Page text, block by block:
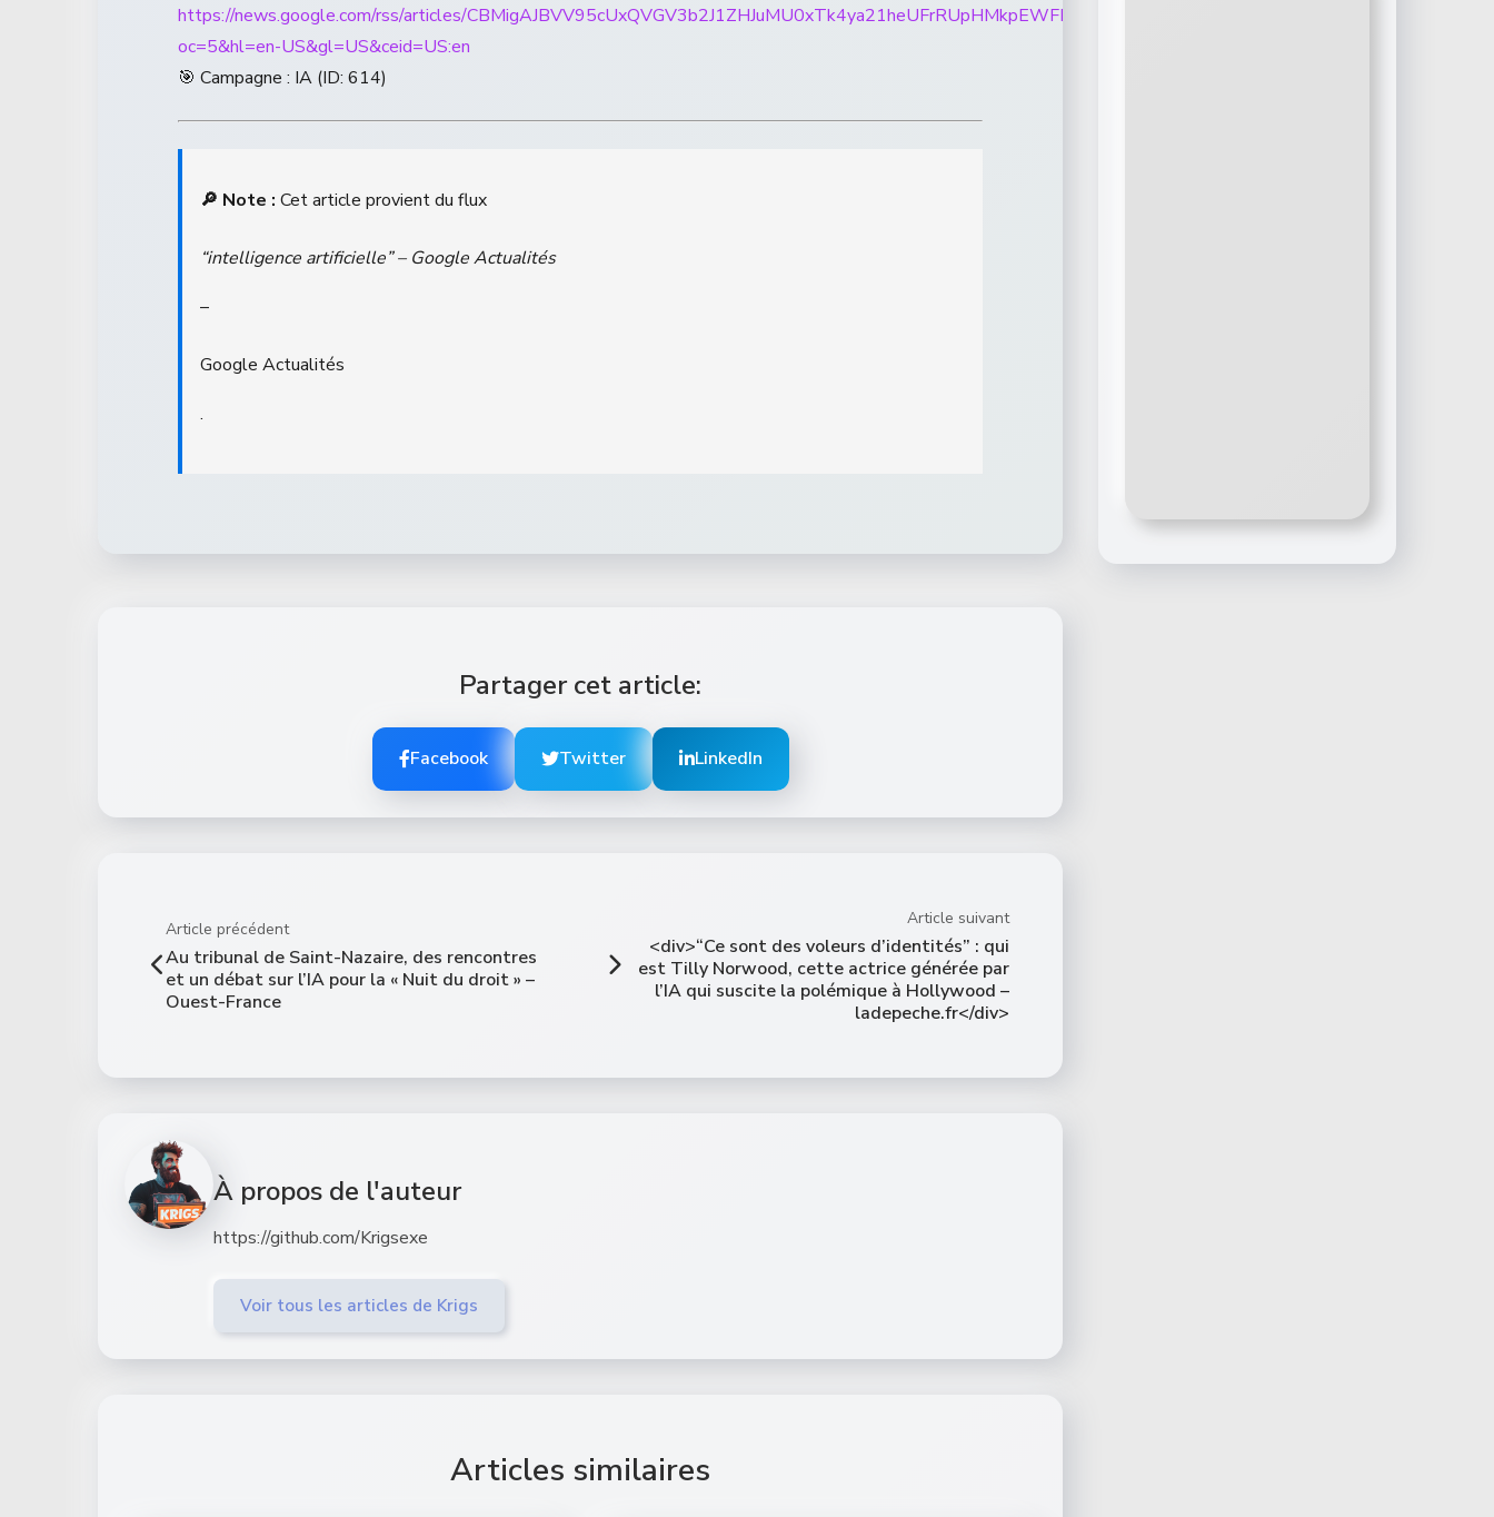
https://news.google.com/rss/articles/
oc=5&hl=en-US&gl=US&ceid=US:en
🎯 Campagne : IA (ID: 614)
🔎 Note : Cet article provient du flux
“intelligence artificielle” – Google Actualités
–
Google Actualités
.
Partager cet article:
Facebook Twitter LinkedIn
Article précédent
Au tribunal de Saint-Nazaire, des rencontres
et un débat sur l’IA pour la « Nuit du droit » –
Ouest-France
Article suivant
<div>“Ce sont des voleurs d’identités” : qui
est Tilly Norwood, cette actrice générée par
l’IA qui suscite la polémique à Hollywood –
ladepeche.fr</div>
À propos de l'auteur
https://github.com/Krigsexe
Voir tous les articles de Krigs
Articles similaires